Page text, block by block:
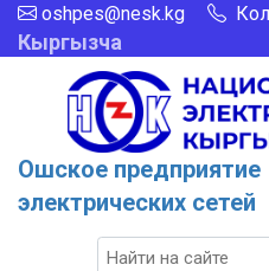
oshpes@nesk.kg
Кыргызча
Ошское предприятие
электрических сетей